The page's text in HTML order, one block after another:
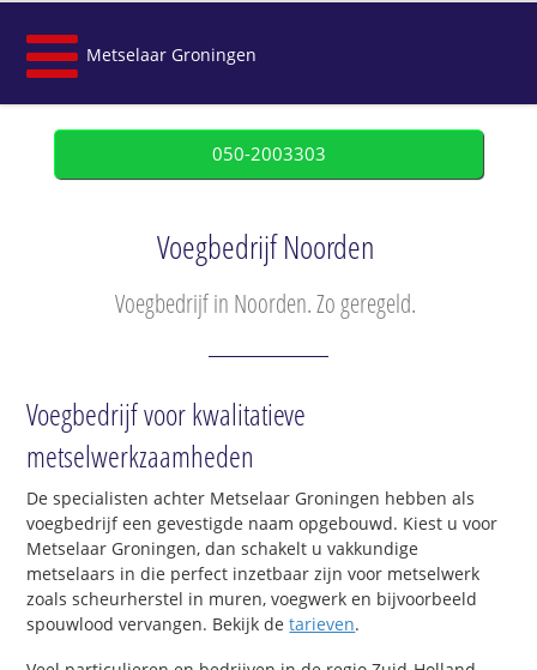
Metselaar Groningen
050-2003303
Voegbedrijf Noorden
Voegbedrijf in Noorden. Zo geregeld.
Voegbedrijf voor kwalitatieve
metselwerkzaamheden
De specialisten achter Metselaar Groningen hebben als
voegbedrijf een gevestigde naam opgebouwd. Kiest u voor
Metselaar Groningen, dan schakelt u vakkundige
metselaars in die perfect inzetbaar zijn voor metselwerk
zoals scheurherstel in muren, voegwerk en bijvoorbeeld
spouwlood vervangen. Bekijk detarieven.